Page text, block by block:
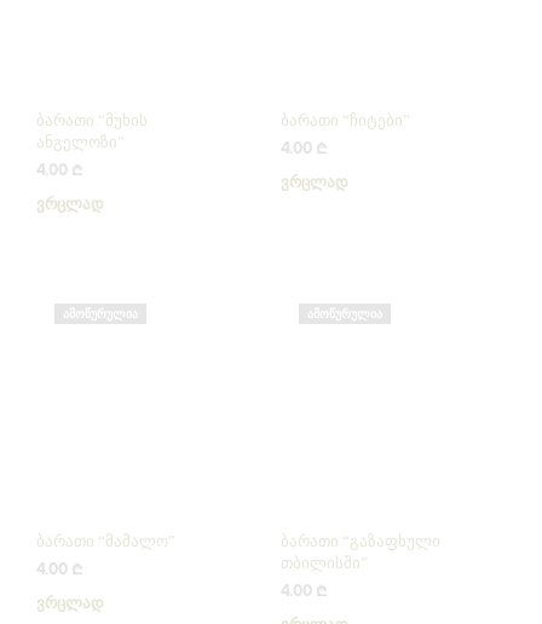
ბარათი “მუხის
ანგელოზი”
4.00 ₾
ᲕᲠᲪᲚᲐᲓ
ბარათი “ჩიტები”
4.00 ₾
ᲕᲠᲪᲚᲐᲓ
ᲐᲛᲝᲬᲣᲠᲣᲚᲘᲐ
ბარათი “მამალო”
4.00 ₾
ᲕᲠᲪᲚᲐᲓ
ᲐᲛᲝᲬᲣᲠᲣᲚᲘᲐ
ბარათი “გაზაფხული
თბილისში”
4.00 ₾